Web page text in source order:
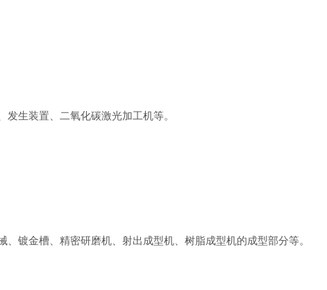
生装置、二氧化碳激光加工机等。
金槽、精密研磨机、射出成型机、树脂成型机的成型部分等。